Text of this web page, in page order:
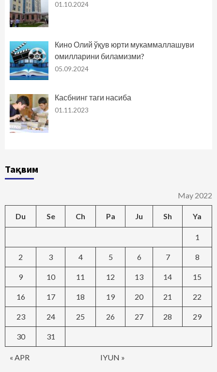
01.10.2024
Кино Олий ўқув юрти мукаммаллашуви
омилларини биламизми?
05.09.2024
Касбнинг таги насиба
01.11.2023
Тақвим
May 2022
Du Se Ch Pa Ju Sh Ya
« APR IYUN »
1
2 3 4 5 6 7 8
9 10 11 12 13 14 15
16 17 18 19 20 21 22
23 24 25 26 27 28 29
30 31